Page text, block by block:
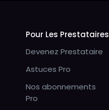
Pour Les Prestataires
Devenez Prestataire
Astuces Pro
Nos abonnements
Pro